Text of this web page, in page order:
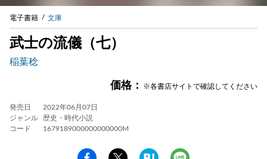
電子書籍 文庫
武士の流儀（七）
稲葉稔
価格： ※各書店サイトで確認してください
発売日
2022年06月07日
ジャンル
歴史・時代小説
コード
1679189000000000000M